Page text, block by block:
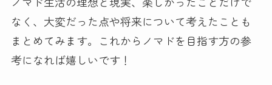
なく、大変だった点や将来について考えたことも
まとめてみます。これからノマドを目指す方の参
考になれば嬉しいです！